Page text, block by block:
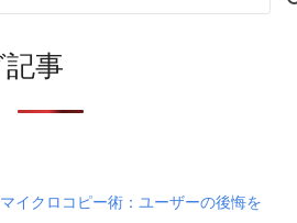
事
イクロコピー術：ユーザーの後悔を